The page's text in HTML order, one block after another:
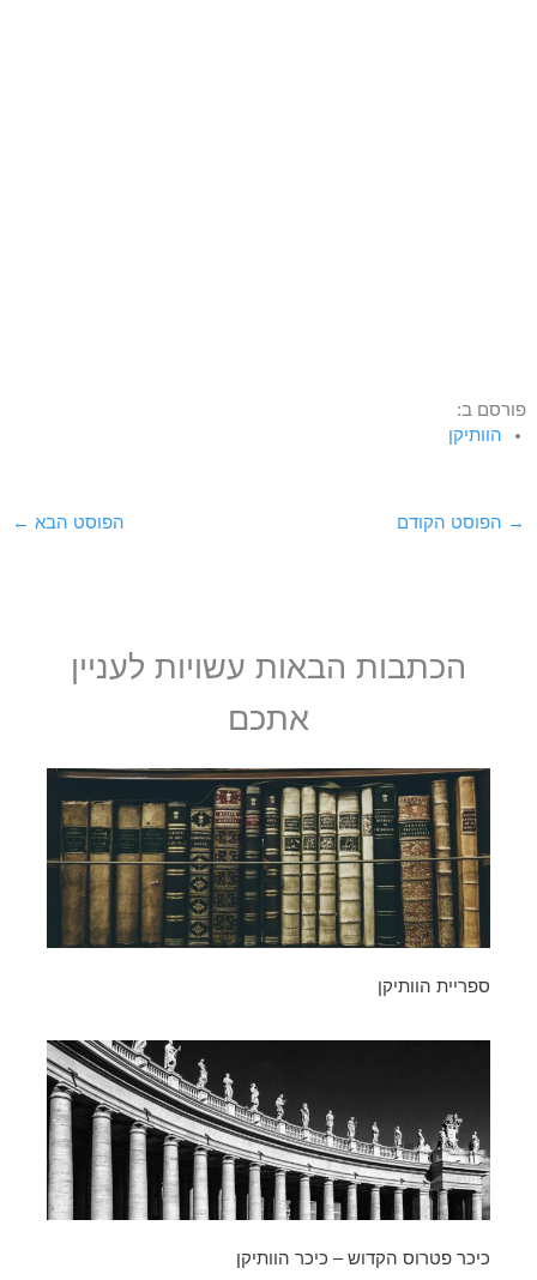
פורסם ב:
הוותיקן
→ הפוסט הקודם הפוסט הבא ←
הכתבות הבאות עשויות לעניין
אתכם
ספריית הוותיקן
כיכר פטרוס הקדוש – כיכר הוותיקן